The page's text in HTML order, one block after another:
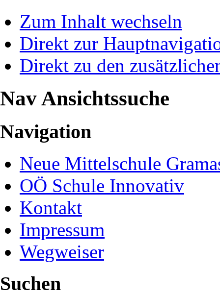
Zum Inhalt wechseln
Direkt zur
Direkt zu den
Nav Ansichtssuche
Navigation
Neue Mittelschule
OÖ Schule Innovativ
Kontakt
Impressum
Wegweiser
Suchen